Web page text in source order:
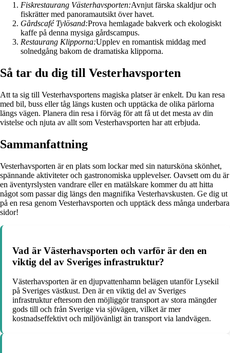
Fiskrestaurang Västerhavsporten:Avnjut färska skaldjur och
fiskrätter med panoramautsikt över havet.
Gårdscafé Tylösand:Prova hemlagade bakverk och ekologiskt
kaffe på denna mysiga gårdscampus.
Restaurang Klipporna:Upplev en romantisk middag med
solnedgång bakom de dramatiska klipporna.
Så tar du dig till Vesterhavsporten
Att ta sig till Vesterhavsportens magiska platser är enkelt. Du kan resa
med bil, buss eller tåg längs kusten och upptäcka de olika pärlorna
längs vägen. Planera din resa i förväg för att få ut det mesta av din
vistelse och njuta av allt som Vesterhavsporten har att erbjuda.
Sammanfattning
Vesterhavsporten är en plats som lockar med sin natursköna skönhet,
spännande aktiviteter och gastronomiska upplevelser. Oavsett om du är
en äventyrslysten vandrare eller en matälskare kommer du att hitta
något som passar dig längs den magnifika Vesterhavskusten. Ge dig ut
på en resa genom Vesterhavsporten och upptäck dess många underbara
sidor!
Vad är Västerhavsporten och varför är den en
viktig del av Sveriges infrastruktur?
Västerhavsporten är en djupvattenhamn belägen utanför Lysekil
på Sveriges västkust. Den är en viktig del av Sveriges
infrastruktur eftersom den möjliggör transport av stora mängder
gods till och från Sverige via sjövägen, vilket är mer
kostnadseffektivt och miljövänligt än transport via landvägen.